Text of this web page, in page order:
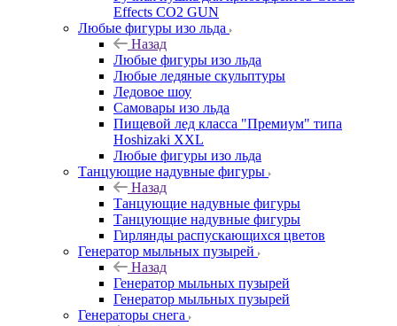
Effects CO2 GUN
Любые фигуры изо льда
Назад
Любые фигуры изо льда
Любые ледяные скульптуры
Ледовое шоу
Самовары изо льда
Пищевой лед класса "Премиум" типа
Hoshizaki XXL
Любые фигуры изо льда
Танцующие надувные фигуры
Назад
Танцующие надувные фигуры
Танцующие надувные фигуры
Гирлянды распускающихся цветов
Генератор мыльных пузырей
Назад
Генератор мыльных пузырей
Генератор мыльных пузырей
Генераторы снега